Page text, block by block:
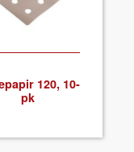
120, 10-
pk